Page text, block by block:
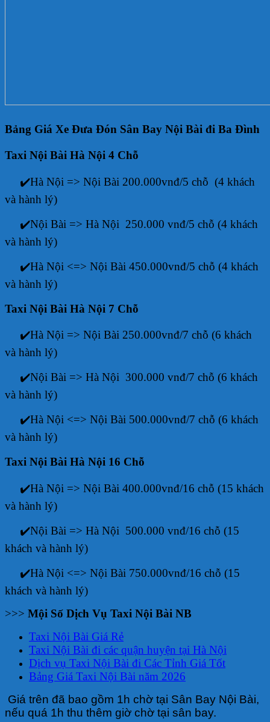
Bảng Giá Xe Đưa Đón Sân Bay Nội Bài đi Ba Đình
Taxi Nội Bài Hà Nội 4 Chỗ
✔️Hà Nội => Nội Bài 200.000vnđ/5 chỗ (4 khách
và hành lý)
✔️Nội Bài => Hà Nội 250.000 vnđ/5 chỗ (4 khách
và hành lý)
✔️Hà Nội <=> Nội Bài 450.000vnđ/5 chỗ (4 khách
và hành lý)
Taxi Nội Bài Hà Nội 7 Chỗ
✔️Hà Nội => Nội Bài 250.000vnđ/7 chỗ (6 khách
và hành lý)
✔️Nội Bài => Hà Nội 300.000 vnđ/7 chỗ (6 khách
và hành lý)
✔️Hà Nội <=> Nội Bài 500.000vnđ/7 chỗ (6 khách
và hành lý)
Taxi Nội Bài Hà Nội 16 Chỗ
✔️Hà Nội => Nội Bài 400.000vnđ/16 chỗ (15 khách
và hành lý)
✔️Nội Bài => Hà Nội 500.000 vnđ/16 chỗ (15
khách và hành lý)
✔️Hà Nội <=> Nội Bài 750.000vnđ/16 chỗ (15
khách và hành lý)
>>> Mội Số Dịch Vụ Taxi Nội Bài NB
Taxi Nội Bài Giá Rẻ
Taxi Nội Bài đi các quận huyện tại Hà Nội
Dịch vụ Taxi Nội Bài đi Các Tỉnh Giá Tốt
Bảng Giá Taxi Nội Bài năm 2026
Giá trên đã bao gồm 1h chờ tại Sân Bay Nội Bài,
nếu quá 1h thu thêm giờ chờ tại sân bay.